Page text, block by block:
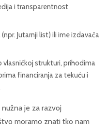
i transparentnost
Jutarnji list) ili ime izdavača
vlasničkoj strukturi, prihodima
financiranja za tekuću i
je za razvoj
moramo znati tko nam